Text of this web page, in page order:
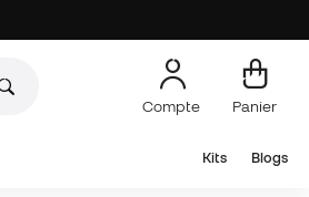
Compte Panier
Kits Blogs